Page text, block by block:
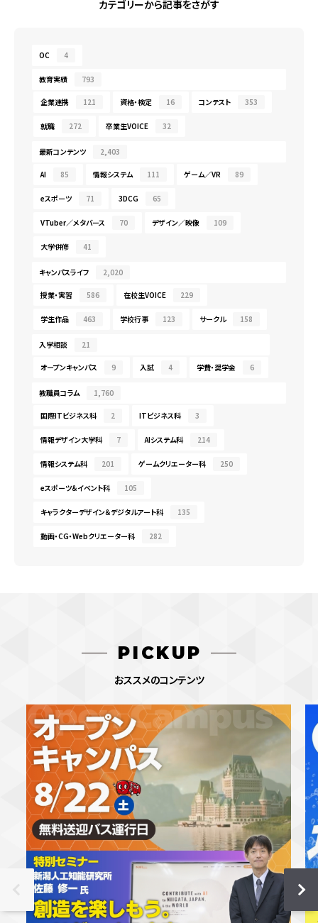
カテゴリーから記事をさがす
OC 4
教育実績 793
企業連携 121 資格・検定 16 コンテスト 353
就職 272 卒業生VOICE 32
最新コンテンツ 2,403
AI 85 情報システム 111 ゲーム／VR 89
eスポーツ 71 3DCG 65
VTuber／メタバース 70 デザイン／映像 109
大学併修 41
キャンパスライフ 2,020
授業・実習 586 在校生VOICE 229
学生作品 463 学校行事 123 サークル 158
入学相談 21
オープンキャンパス 9 入試 4 学費・奨学金 6
教職員コラム 1,760
国際ITビジネス科 2 ITビジネス科 3
情報デザイン大学科 7 AIシステム科 214
情報システム科 201 ゲームクリエーター科 250
eスポーツ＆イベント科 105
キャラクターデザイン＆デジタルアート科 135
動画・CG・Webクリエーター科 282
PICKUP
おススメのコンテンツ